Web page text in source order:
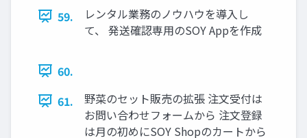
59.
レンタル業務のノウハウを導入し
て、 発送確認専用のSOY Appを作成
60.
61.
野菜のセット販売の拡張 注文受付は
お問い合わせフォームから 注文登録
は月の初めにSOY Shopのカートから